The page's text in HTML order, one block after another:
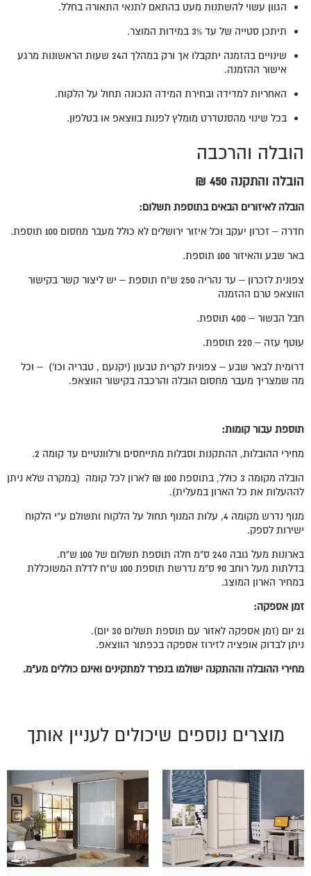
הגוון עשוי להשתנות מעט בהתאם לתנאי התאורה בחלל.
תיתכן סטייה של עד 3% במידות המוצר.
שינויים בהזמנה יתקבלו אך ורק במהלך ה24 שעות הראשונות מרגע
אישור ההזמנה.
האחריות למדידה ובחירת המידה הנכונה תחול על הלקוח.
בכל שינוי מהסנטדרט מומלץ לפנות בווצאפ או בטלפון.
הובלה והרכבה
הובלה והתקנה 450 ₪
הובלה לאיזורים הבאים בתוספת תשלום:
חדרה – זכרון יעקב וכל איזור ירושלים לא כולל מעבר מחסום 100 תוספת.
באר שבע והאיזור 100 תוספת.
צפונית לזכרון – עד נהריה 250 ש"ח תוספת – יש ליצור קשר בקישור
הווצאפ טרם ההזמנה
חבל הבשור – 400 תוספת.
עוטף עזה – 220 תוספת.
דרומית לבאר שבע – צפונית לקרית טבעון (יקנעם , טבריה וכו') – וכל
מה שמצריך מעבר מחסום הובלה והרכבה בקישור הווצאפ.
תוספת עבור קומות:
מחירי ההובלות, ההתקנות וסבלות מתייחסים ורלוונטיים עד קומה 2.
הובלה מקומה 3 כולל, בתוספת 100 ₪ לארון לכל קומה (במקרה שלא ניתן
לההעלות את כל הארון במעלית).
מנוף נדרש מקומה 4, עלות המנוף תחול על הלקוח ותשולם ע"י הלקוח
ישירות לספק.
בארונות מעל גובה 240 ס"מ חלה תוספת תשלום של 100 ש"ח.
בדלתות מעל רוחב 90 ס"מ נדרשת תוספת 100 ש"ח לדלת המשוכללת
במחיר הארון המוצג.
זמן אספקה:
21 יום (זמן אספקה לאזור עם תוספת תשלום 30 יום).
ניתן לבדוק אופציה לזירוז אספקה בכפתור הווצאפ.
מחירי ההובלה וההתקנה ישולמו בנפרד למתקינים ואינם כוללים מע"מ.
מוצרים נוספים שיכולים לעניין אותך